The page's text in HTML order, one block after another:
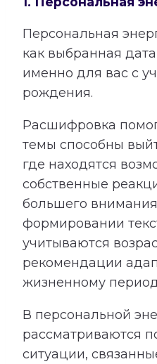
Персональная
как выбранная
именно для вас с
рождения.
Расшифровка
темы способны
где находятся
собственные
большего
формировании
учитываются
рекомендации
жизненному
В персональной
рассматриваются
ситуации,